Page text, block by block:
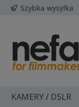
do głównej
Przejdź do
Przejdź do
Szybka wysyłka
KAMERY / DSLR